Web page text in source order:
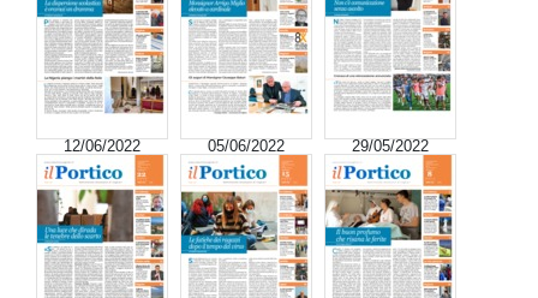
12/06/2022 05/06/2022 29/05/2022